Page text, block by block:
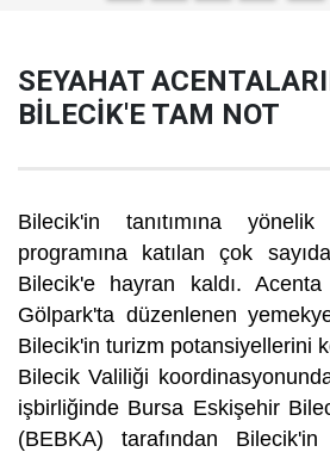
SEYAHAT
BİLECİK'E TAM NOT
Bilecik'in tanıtımına
programına katılan çok
Bilecik'e hayran kaldı.
Gölpark'ta düzenlenen
Bilecik'in turizm potansiyellerini
Bilecik Valiliği
işbirliğinde Bursa Eskişehir
(BEBKA) tarafından Bilecik'in